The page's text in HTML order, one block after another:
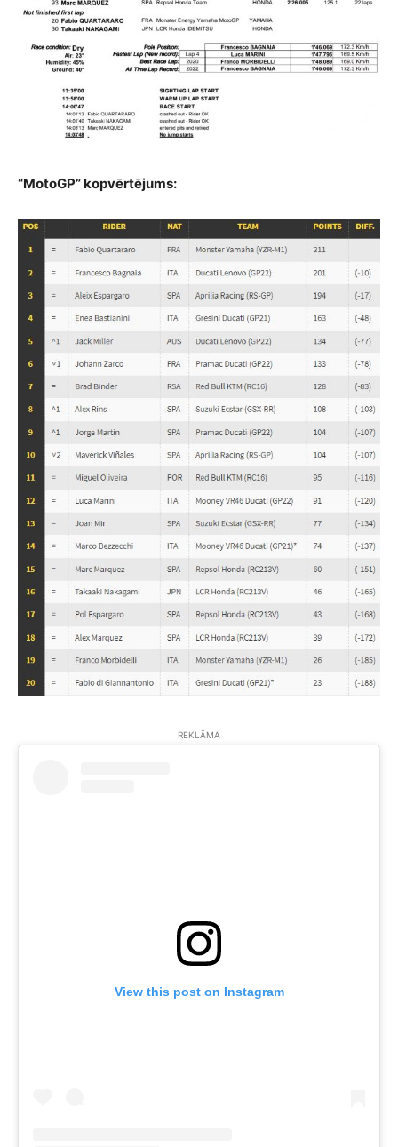
“MotoGP” kopvērtējums:
REKLĀMA
View this post on Instagram